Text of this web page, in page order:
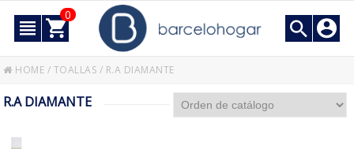
0
HOME / TOALLAS / R.A DIAMANTE
R.A DIAMANTE